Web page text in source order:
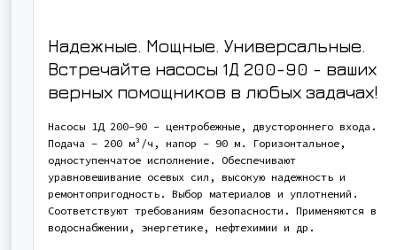
Надежные. Мощные. Универсальные.
Встречайте насосы 1Д 200-90 - ваших
верных помощников в любых задачах!
Насосы 1Д 200-90 - центробежные, двустороннего входа.
Подача - 200 м³/ч, напор - 90 м. Горизонтальное,
одноступенчатое исполнение. Обеспечивают
уравновешивание осевых сил, высокую надежность и
ремонтопригодность. Выбор материалов и уплотнений.
Соответствуют требованиям безопасности. Применяются в
водоснабжении, энергетике, нефтехимии и др.